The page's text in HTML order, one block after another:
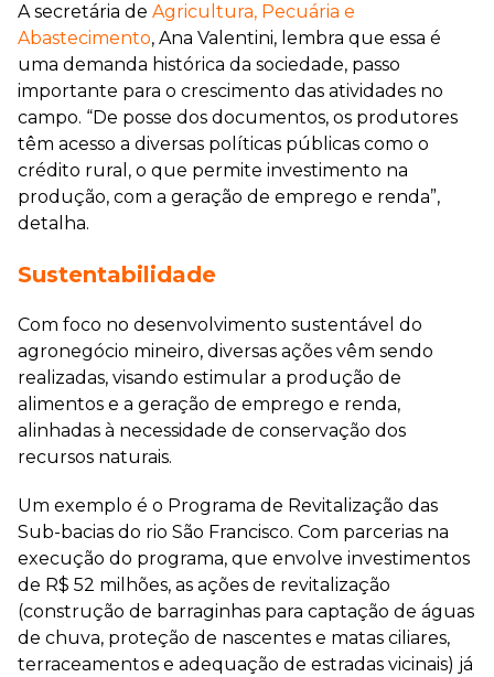
A secretária de Agricultura, Pecuária e
Abastecimento, Ana Valentini, lembra que essa é
uma demanda histórica da sociedade, passo
importante para o crescimento das atividades no
campo. “De posse dos documentos, os produtores
têm acesso a diversas políticas públicas como o
crédito rural, o que permite investimento na
produção, com a geração de emprego e renda”,
detalha.
Sustentabilidade
Com foco no desenvolvimento sustentável do
agronegócio mineiro, diversas ações vêm sendo
realizadas, visando estimular a produção de
alimentos e a geração de emprego e renda,
alinhadas à necessidade de conservação dos
recursos naturais.
Um exemplo é o Programa de Revitalização das
Sub-bacias do rio São Francisco. Com parcerias na
execução do programa, que envolve investimentos
de R$ 52 milhões, as ações de revitalização
(construção de barraginhas para captação de águas
de chuva, proteção de nascentes e matas ciliares,
terraceamentos e adequação de estradas vicinais) já